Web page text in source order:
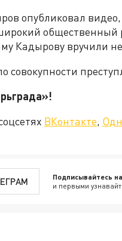
опубликовал
общественный
Кадырову вручили
совокупности
ВКонтакте,
Подписывайтесь
и первыми